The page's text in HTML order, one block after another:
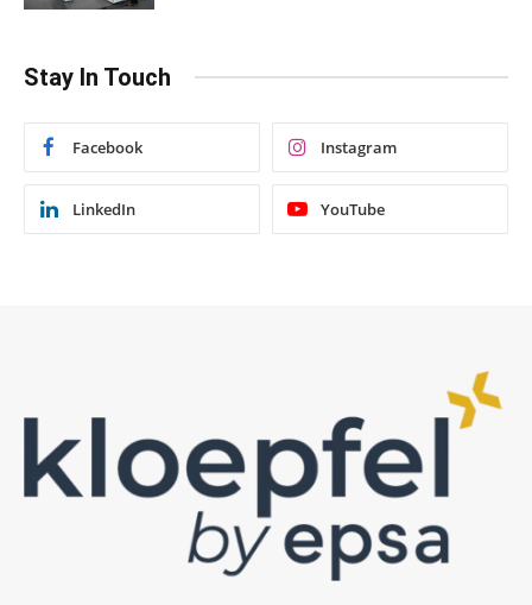
Stay In Touch
Facebook Instagram
LinkedIn YouTube